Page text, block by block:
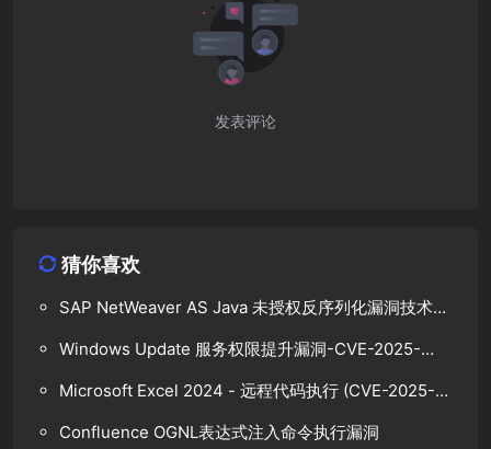
发表评论
猜你喜欢
SAP NetWeaver AS Java 未授权反序列化漏洞技术分
Windows Update 服务权限提升漏洞-CVE-2025-
Microsoft Excel 2024 - 远程代码执行 (CVE-2025-
Confluence OGNL表达式注入命令执行漏洞